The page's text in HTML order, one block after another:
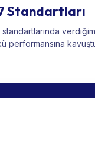
Standartları
performansına